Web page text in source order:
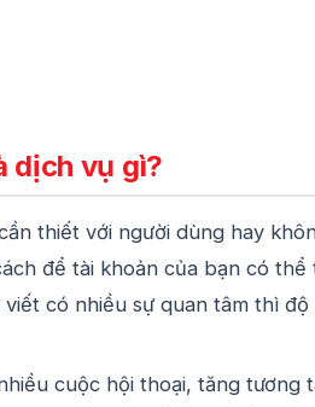
dịch vụ gì?
thiết với người dùng hay
để tài khoản của bạn có thể
có nhiều sự quan tâm thì độ
cuộc hội thoại, tăng tương